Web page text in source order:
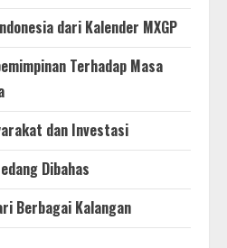
dari Kalender MXGP
Terhadap Masa
dan Investasi
Dibahas
Berbagai Kalangan